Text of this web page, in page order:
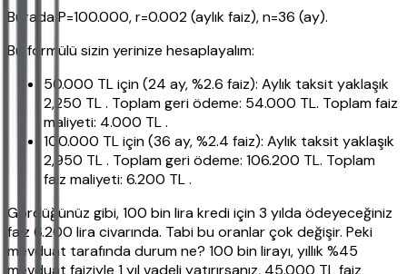
Burada P=100.000, r=0.002 (aylık faiz), n=36 (ay).
Bu formülü sizin yerinize hesaplayalım:
50.000 TL için (24 ay, %2.6 faiz): Aylık taksit yaklaşık
2,250 TL . Toplam geri ödeme: 54.000 TL. Toplam faiz
maliyeti: 4.000 TL .
100.000 TL için (36 ay, %2.4 faiz): Aylık taksit yaklaşık
2,950 TL . Toplam geri ödeme: 106.200 TL. Toplam
faiz maliyeti: 6.200 TL .
Gördüğünüz gibi, 100 bin lira kredi için 3 yılda ödeyeceğiniz
faiz 6.200 lira civarında. Tabi bu oranlar çok değişir. Peki
mevduat tarafında durum ne? 100 bin lirayı, yıllık %45
mevduat faiziyle 1 yıl vadeli yatırırsanız, 45.000 TL faiz